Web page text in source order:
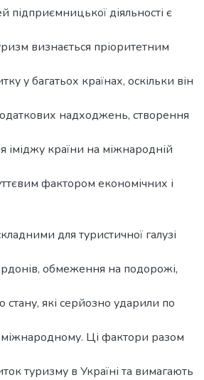
підприємницької діяльності є
визнається пріоритетним
у багатьох країнах, оскільки він
надходжень, створення
іміджу країни на міжнародній
фактором економічних і
для туристичної галузі
обмеження на подорожі,
які серйозно ударили по
міжнародному. Ці фактори разом
туризму в Україні та вимагають